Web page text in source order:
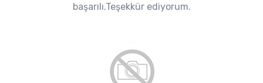
başarılı.Teşekkür ediyorum.